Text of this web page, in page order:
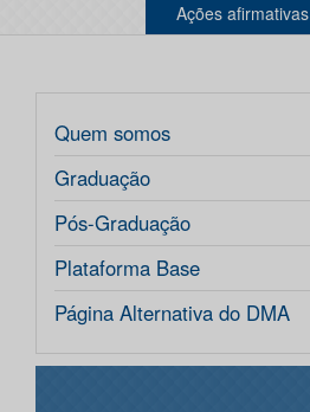
Ações afirmativas
Quem somos
Graduação
Pós-Graduação
Plataforma Base
Página Alternativa do DMA